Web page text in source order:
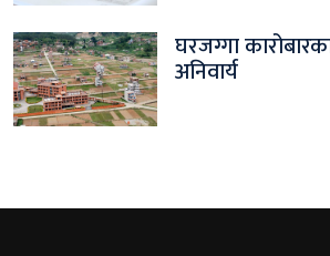
घरजग्गा
अनिवार्य